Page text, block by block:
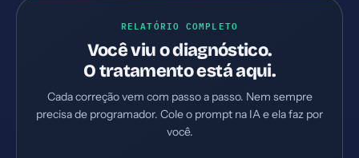
RELATÓRIO COMPLETO
Você viu o diagnóstico.
O tratamento está aqui.
Cada correção vem com passo a passo. Nem sempre
precisa de programador. Cole o prompt na IA e ela faz por
você.